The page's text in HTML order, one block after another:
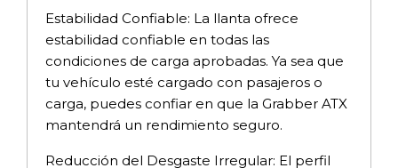
Estabilidad Confiable: La llanta ofrece
estabilidad confiable en todas las
condiciones de carga aprobadas. Ya sea que
tu vehículo esté cargado con pasajeros o
carga, puedes confiar en que la Grabber ATX
mantendrá un rendimiento seguro.
Reducción del Desgaste Irregular: El perfil